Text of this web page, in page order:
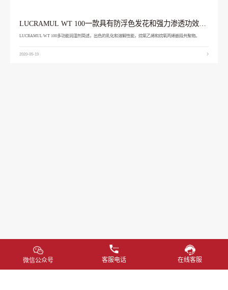
LUCRAMUL WT 100一款具有防浮色发花和强力渗透功效的
LUCRAMUL WT 100多功能润湿剂简述，出色的乳化和溶解性能，烷氧乙烯和烷氧丙烯嵌段共聚物。
2020-05-19
微信公众号 客服电话 在线客服